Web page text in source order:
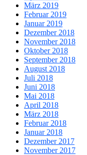
März 2019
Februar 2019
Januar 2019
Dezember 2018
November 2018
Oktober 2018
September 2018
August 2018
Juli 2018
Juni 2018
Mai 2018
April 2018
März 2018
Februar 2018
Januar 2018
Dezember 2017
November 2017